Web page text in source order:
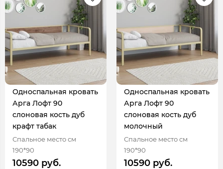
Односпальная кровать
Арга Лофт 90
слоновая кость дуб
крафт табак
Спальное место см
190*90
10590 руб.
Односпальная кровать
Арга Лофт 90
слоновая кость дуб
молочный
Спальное место см
190*90
10590 руб.